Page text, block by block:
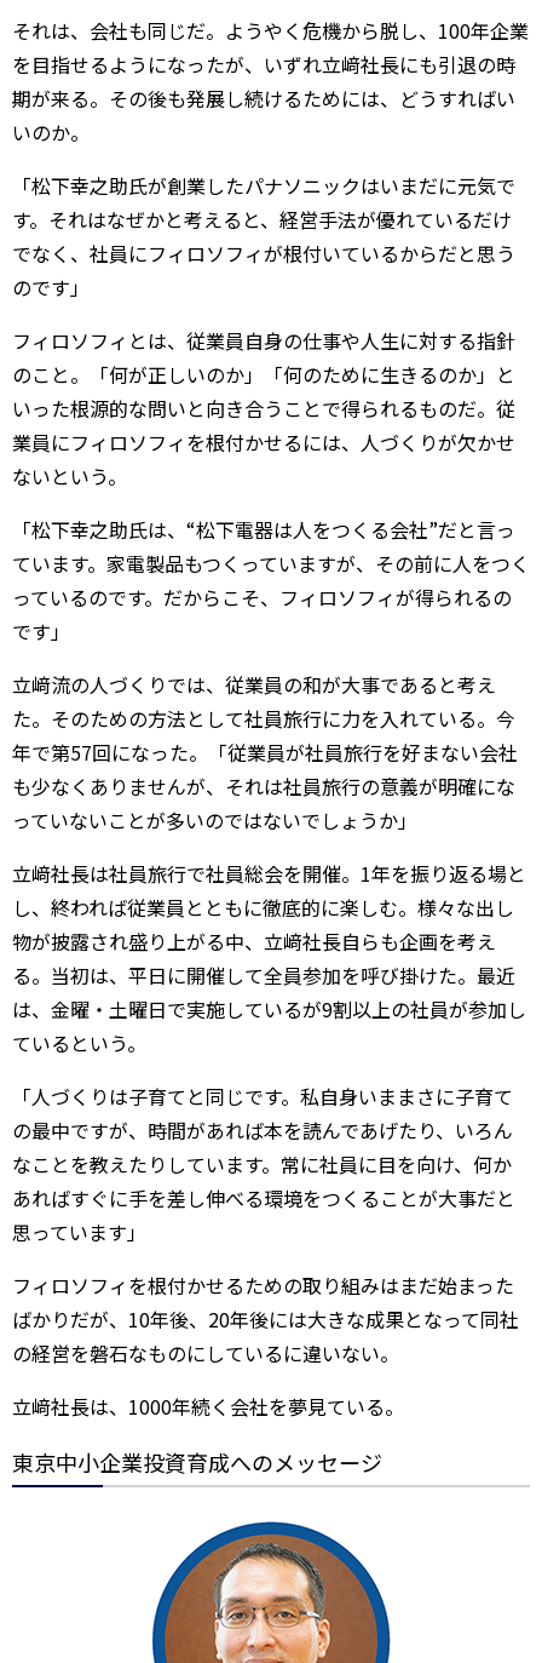
それは、会社も同じだ。ようやく危機から脱し、100年企業
を目指せるようになったが、いずれ立﨑社長にも引退の時
期が来る。その後も発展し続けるためには、どうすればい
いのか。
「松下幸之助氏が創業したパナソニックはいまだに元気で
す。それはなぜかと考えると、経営手法が優れているだけ
でなく、社員にフィロソフィが根付いているからだと思う
のです」
フィロソフィとは、従業員自身の仕事や人生に対する指針
のこと。「何が正しいのか」「何のために生きるのか」と
いった根源的な問いと向き合うことで得られるものだ。従
業員にフィロソフィを根付かせるには、人づくりが欠かせ
ないという。
「松下幸之助氏は、“松下電器は人をつくる会社”だと言っ
ています。家電製品もつくっていますが、その前に人をつく
っているのです。だからこそ、フィロソフィが得られるの
です」
立﨑流の人づくりでは、従業員の和が大事であると考え
た。そのための方法として社員旅行に力を入れている。今
年で第57回になった。「従業員が社員旅行を好まない会社
も少なくありませんが、それは社員旅行の意義が明確にな
っていないことが多いのではないでしょうか」
立﨑社長は社員旅行で社員総会を開催。1年を振り返る場と
し、終われば従業員とともに徹底的に楽しむ。様々な出し
物が披露され盛り上がる中、立﨑社長自らも企画を考え
る。当初は、平日に開催して全員参加を呼び掛けた。最近
は、金曜・土曜日で実施しているが9割以上の社員が参加し
ているという。
「人づくりは子育てと同じです。私自身いままさに子育て
の最中ですが、時間があれば本を読んであげたり、いろん
なことを教えたりしています。常に社員に目を向け、何か
あればすぐに手を差し伸べる環境をつくることが大事だと
思っています」
フィロソフィを根付かせるための取り組みはまだ始まった
ばかりだが、10年後、20年後には大きな成果となって同社
の経営を磐石なものにしているに違いない。
立﨑社長は、1000年続く会社を夢見ている。
東京中小企業投資育成へのメッセージ